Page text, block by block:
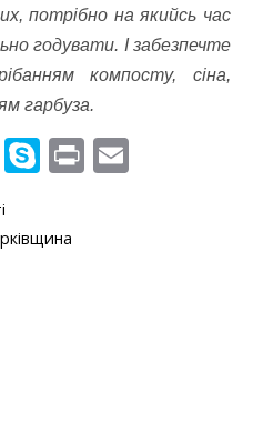
потрібно на якийсь час
годувати. І забезпечте
компосту, сіна,
гарбуза.
W
s
S
y
p
Pr